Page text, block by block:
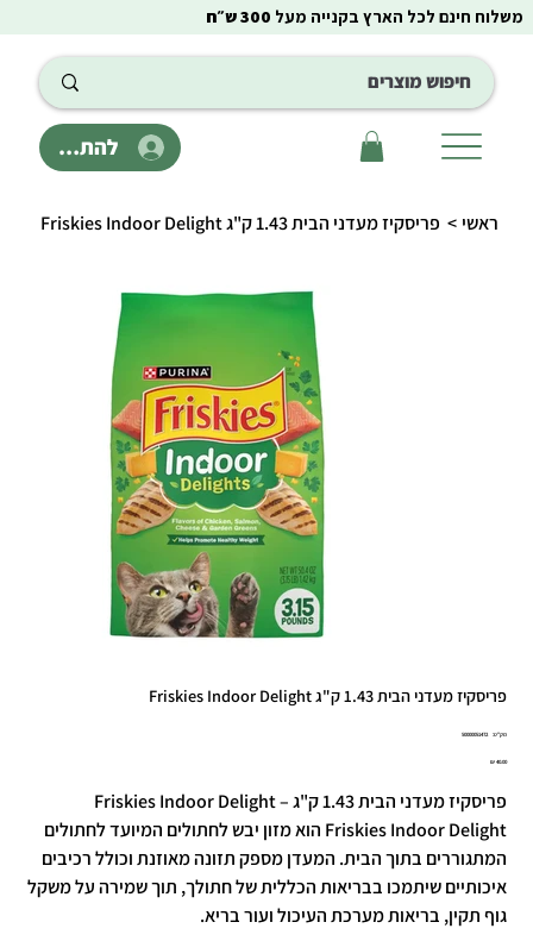
להתחבר
משלוח חינם לכל הארץ בקנייה מעל 300 ש״ח
ראשי > פריסקיז מעדני הבית 1.43 ק"ג Friskies Indoor Delight
פריסקיז מעדני הבית 1.43 ק"ג Friskies Indoor Delight
מק"ט: מק"ט
50000051472
מחיר‏40.00 ‏₪
פריסקיז מעדני הבית 1.43 ק"ג – Friskies Indoor Delight
Friskies Indoor Delight הוא מזון יבש לחתולים המיועד לחתולים
המתגוררים בתוך הבית. המעדן מספק תזונה מאוזנת וכולל רכיבים
איכותיים שיתמכו בבריאות הכללית של חתולך, תוך שמירה על משקל
גוף תקין, בריאות מערכת העיכול ועור בריא.